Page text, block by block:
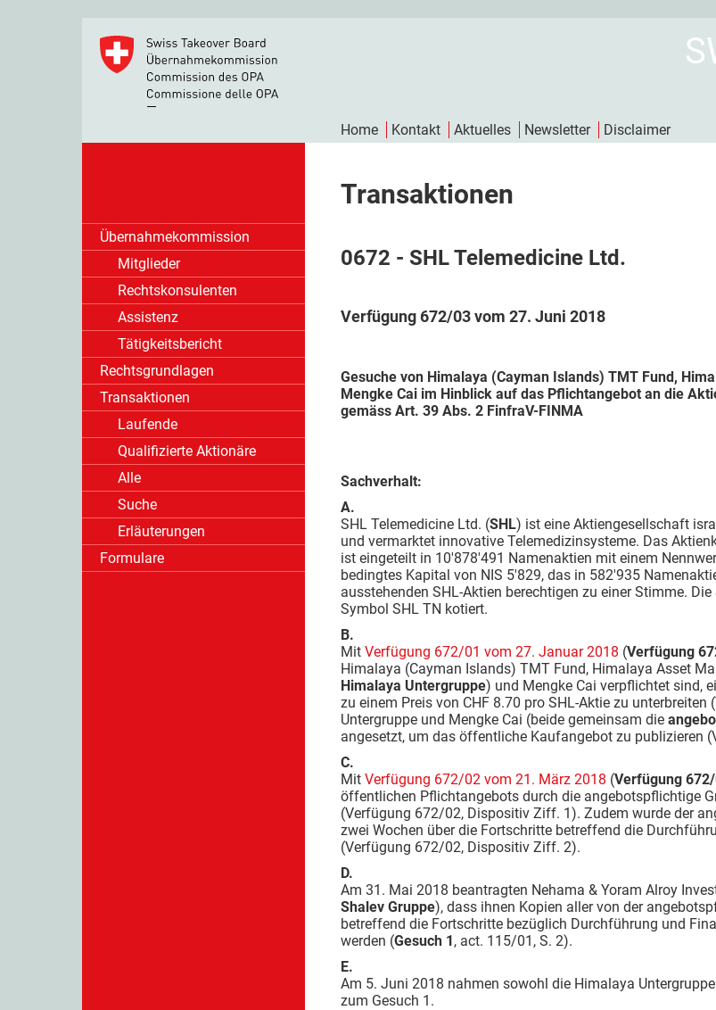
Home Kontakt Aktuelles Newsletter Disclaimer
Übernahmekommission
Mitglieder
Rechtskonsulenten
Assistenz
Tätigkeitsbericht
Rechtsgrundlagen
Transaktionen
Laufende
Qualifizierte Aktionäre
Alle
Suche
Erläuterungen
Formulare
Transaktionen
0672 - SHL Telemedicine Ltd.
Verfügung 672/03 vom 27. Juni 2018
Gesuche von Himalaya (Cayman Islands) TMT Fund,
Mengke Cai im Hinblick auf das Pflichtangebot an die
gemäss Art. 39 Abs. 2 FinfraV-FINMA
Sachverhalt:
A.
SHL Telemedicine Ltd. (SHL) ist eine Aktiengesellschaft
und vermarktet innovative Telemedizinsysteme. Das
ist eingeteilt in 10'878'491 Namenaktien mit einem
bedingtes Kapital von NIS 5'829, das in 582'935
ausstehenden SHL-Aktien berechtigen zu einer Stimme.
Symbol SHL TN kotiert.
B.
Mit Verfügung 672/01 vom 27. Januar 2018 (Verfügung
Himalaya (Cayman Islands) TMT Fund, Himalaya Asset
Himalaya Untergruppe) und Mengke Cai verpflichtet sind,
zu einem Preis von CHF 8.70 pro SHL-Aktie zu
Untergruppe und Mengke Cai (beide gemeinsam die
angesetzt, um das öffentliche Kaufangebot zu publizieren
C.
Mit Verfügung 672/02 vom 21. März 2018 (Verfügung
öffentlichen Pflichtangebots durch die angebotspflichtige
(Verfügung 672/02, Dispositiv Ziff. 1). Zudem wurde der
zwei Wochen über die Fortschritte betreffend die
(Verfügung 672/02, Dispositiv Ziff. 2).
D.
Am 31. Mai 2018 beantragten Nehama & Yoram Alroy
Shalev Gruppe), dass ihnen Kopien aller von der
betreffend die Fortschritte bezüglich Durchführung und
werden (Gesuch 1, act. 115/01, S. 2).
E.
Am 5. Juni 2018 nahmen sowohl die Himalaya
zum Gesuch 1.